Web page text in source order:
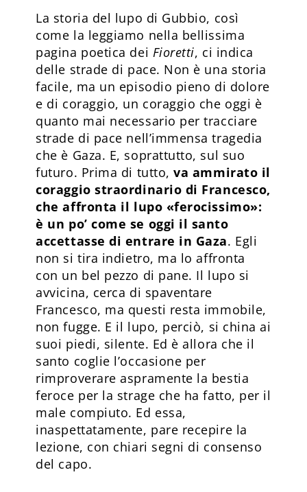
La storia del lupo di Gubbio, così
come la leggiamo nella bellissima
pagina poetica dei Fioretti, ci indica
delle strade di pace. Non è una storia
facile, ma un episodio pieno di dolore
e di coraggio, un coraggio che oggi è
quanto mai necessario per tracciare
strade di pace nell’immensa tragedia
che è Gaza. E, soprattutto, sul suo
futuro. Prima di tutto,va ammirato il
coraggio straordinario di Francesco,
che affronta il lupo «ferocissimo»:
è un po’ come se oggi il santo
accettasse di entrare in Gaza. Egli
non si tira indietro, ma lo affronta
con un bel pezzo di pane. Il lupo si
avvicina, cerca di spaventare
Francesco, ma questi resta immobile,
non fugge. E il lupo, perciò, si china ai
suoi piedi, silente. Ed è allora che il
santo coglie l’occasione per
rimproverare aspramente la bestia
feroce per la strage che ha fatto, per il
male compiuto. Ed essa,
inaspettatamente, pare recepire la
lezione, con chiari segni di consenso
del capo.